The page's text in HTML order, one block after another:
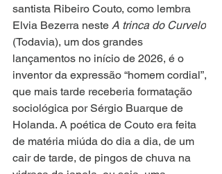
santista Ribeiro Couto, como lembra
Elvia Bezerra neste A trinca do Curvelo
(Todavia), um dos grandes
lançamentos no início de 2026, é o
inventor da expressão “homem cordial”,
que mais tarde receberia formatação
sociológica por Sérgio Buarque de
Holanda. A poética de Couto era feita
de matéria miúda do dia a dia, de um
cair de tarde, de pingos de chuva na